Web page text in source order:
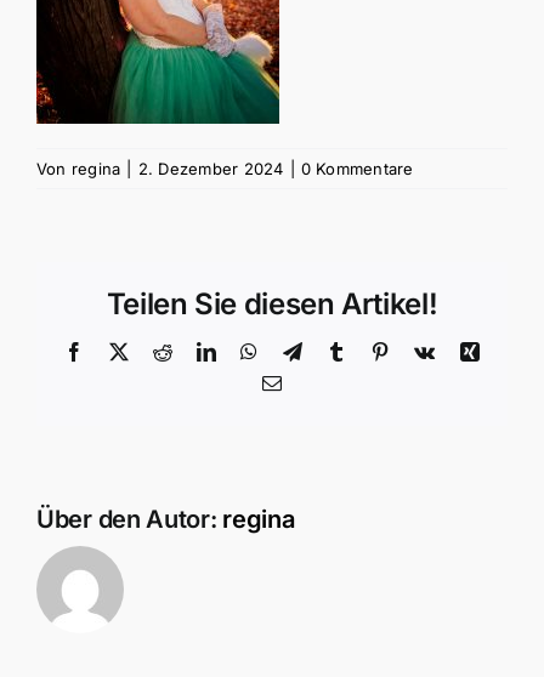
Von regina 2. Dezember 2024 0 Kommentare
Teilen Sie diesen Artikel!
Facebook
X RedditLinkedInWhatsApp
TelegramTumblr Pinterest
Vk
Xing
E-
Über den Autor: regina